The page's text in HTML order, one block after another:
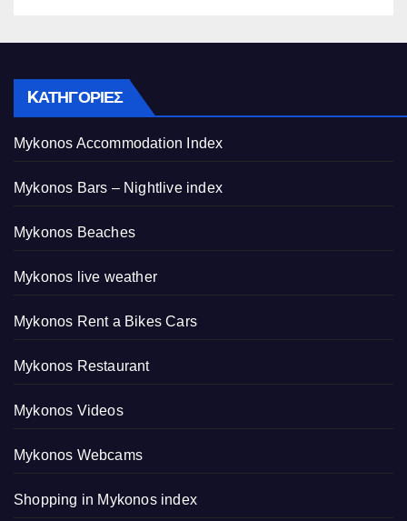
KΑΤΗΓΟΡΊΕΣ
Mykonos Accommodation Index
Mykonos Bars – Nightlive index
Mykonos Beaches
Mykonos live weather
Mykonos Rent a Bikes Cars
Mykonos Restaurant
Mykonos Videos
Mykonos Webcams
Shopping in Mykonos index